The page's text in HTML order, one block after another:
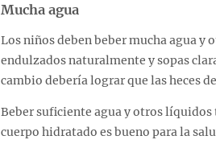
Mucha agua
Los niños deben beber mucha agua
endulzados naturalmente y sopas
cambio debería lograr que las heces
Beber suficiente agua y otros
cuerpo hidratado es bueno para la